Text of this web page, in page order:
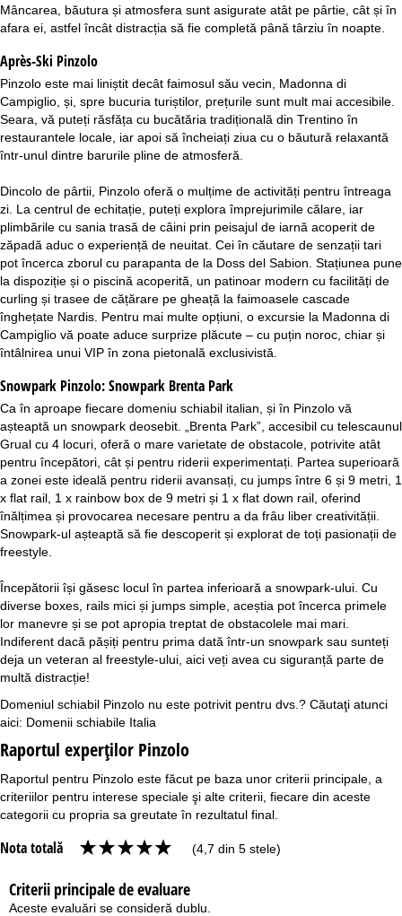
Mâncarea, băutura și atmosfera sunt asigurate atât pe pârtie, cât și în
afara ei, astfel încât distracția să fie completă până târziu în noapte.
Après-Ski Pinzolo
Pinzolo este mai liniștit decât faimosul său vecin, Madonna di
Campiglio, și, spre bucuria turiștilor, prețurile sunt mult mai accesibile.
Seara, vă puteți răsfăța cu bucătăria tradițională din Trentino în
restaurantele locale, iar apoi să încheiați ziua cu o băutură relaxantă
într-unul dintre barurile pline de atmosferă.
Dincolo de pârtii, Pinzolo oferă o mulțime de activități pentru întreaga
zi. La centrul de echitație, puteți explora împrejurimile călare, iar
plimbările cu sania trasă de câini prin peisajul de iarnă acoperit de
zăpadă aduc o experiență de neuitat. Cei în căutare de senzații tari
pot încerca zborul cu parapanta de la Doss del Sabion. Stațiunea pune
la dispoziție și o piscină acoperită, un patinoar modern cu facilități de
curling și trasee de cățărare pe gheață la faimoasele cascade
înghețate Nardis. Pentru mai multe opțiuni, o excursie la Madonna di
Campiglio vă poate aduce surprize plăcute – cu puțin noroc, chiar și
întâlnirea unui VIP în zona pietonală exclusivistă.
Snowpark Pinzolo:Snowpark Brenta Park
Ca în aproape fiecare domeniu schiabil italian, și în Pinzolo vă
așteaptă un snowpark deosebit. „Brenta Park”, accesibil cu telescaunul
Grual cu 4 locuri, oferă o mare varietate de obstacole, potrivite atât
pentru începători, cât și pentru riderii experimentați. Partea superioară
a zonei este ideală pentru riderii avansați, cu jumps între 6 și 9 metri, 1
x flat rail, 1 x rainbow box de 9 metri și 1 x flat down rail, oferind
înălțimea și provocarea necesare pentru a da frâu liber creativității.
Snowpark-ul așteaptă să fie descoperit și explorat de toți pasionații de
freestyle.
Începătorii își găsesc locul în partea inferioară a snowpark-ului. Cu
diverse boxes, rails mici și jumps simple, aceștia pot încerca primele
lor manevre și se pot apropia treptat de obstacolele mai mari.
Indiferent dacă pășiți pentru prima dată într-un snowpark sau sunteți
deja un veteran al freestyle-ului, aici veți avea cu siguranță parte de
multă distracție!
Domeniul schiabil Pinzolo nu este potrivit pentru dvs.? Căutaţi atunci
aici: Domenii schiabile Italia
Raportul experţilor Pinzolo
Raportul pentru Pinzolo este făcut pe baza unor criterii principale, a
criteriilor pentru interese speciale şi alte criterii, fiecare din aceste
categorii cu propria sa greutate în rezultatul final.
Nota totală (4,7 din 5 stele)
Criterii principale de evaluare
Aceste evaluări se consideră dublu.